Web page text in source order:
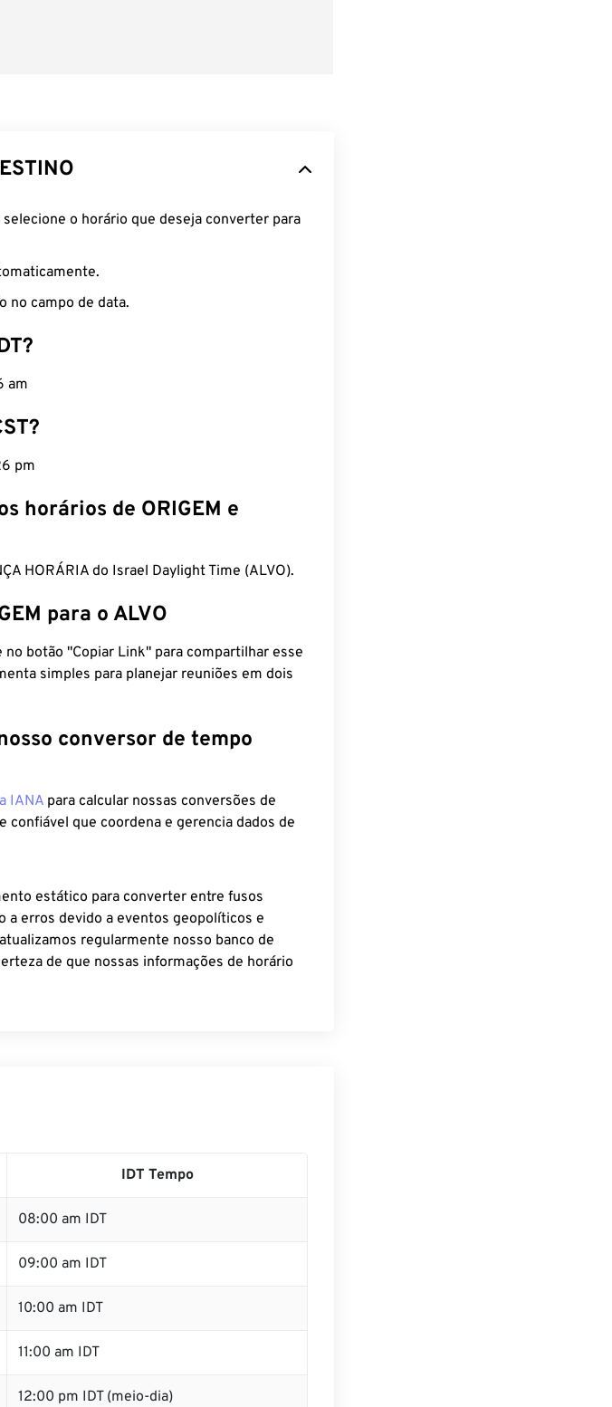
o horário que deseja converter para
no campo de data.
am
pm
horários de ORIGEM e
HORÁRIA do Israel Daylight Time (ALVO).
para o ALVO
botão "Copiar Link" para compartilhar esse
simples para planejar reuniões em dois
conversor de tempo
IANA para calcular nossas conversões de
confiável que coordena e gerencia dados de
estático para converter entre fusos
erros devido a eventos geopolíticos e
regularmente nosso banco de
de que nossas informações de horário
IDT Tempo
08:00 am IDT
09:00 am IDT
10:00 am IDT
11:00 am IDT
12:00 pm IDT (meio-dia)